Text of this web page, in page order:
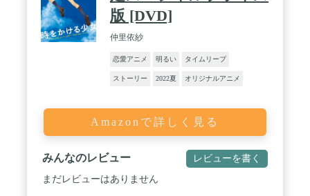
版 [DVD]
仲里依紗
恋愛アニメ 明るい タイムリープ
ストーリー 2022夏 オリジナルアニメ
Amazonで詳しく見る
みんなのレビュー レビューを書く
まだレビューはありません